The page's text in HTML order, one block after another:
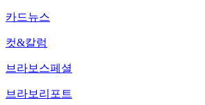
카드뉴스
컷&칼럼
브라보스페셜
브라보리포트